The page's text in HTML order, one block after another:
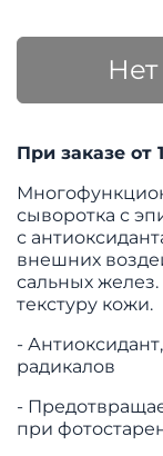
При заказе от
сыворотка с
с
внешних
сальных
текстуру кожи.
-
радикалов
-
при